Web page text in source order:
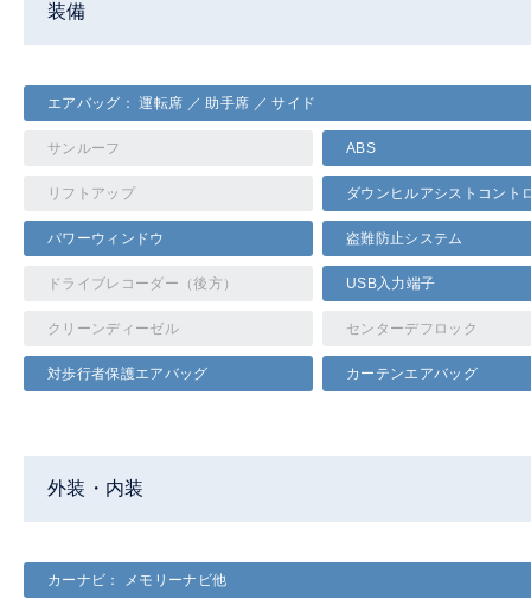
装備
エアバッグ： 運転席 ／ 助手席 ／ サイド
サンルーフ ABS
リフトアップ ダウンヒルアシストコント
パワーウィンドウ 盗難防止システム
ドライブレコーダー（後方） USB入力端子
クリーンディーゼル センターデフロック
対歩行者保護エアバッグ カーテンエアバッグ
外装・内装
カーナビ： メモリーナビ他